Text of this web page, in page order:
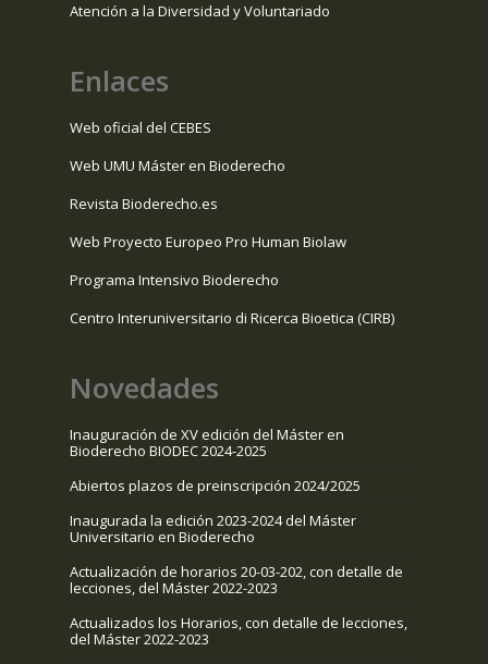
Atención a la Diversidad y Voluntariado
Enlaces
Web oficial del CEBES
Web UMU Máster en Bioderecho
Revista Bioderecho.es
Web Proyecto Europeo Pro Human Biolaw
Programa Intensivo Bioderecho
Centro Interuniversitario di Ricerca Bioetica (CIRB)
Novedades
Inauguración de XV edición del Máster en
Bioderecho BIODEC 2024-2025
Abiertos plazos de preinscripción 2024/2025
Inaugurada la edición 2023-2024 del Máster
Universitario en Bioderecho
Actualización de horarios 20-03-202, con detalle de
lecciones, del Máster 2022-2023
Actualizados los Horarios, con detalle de lecciones,
del Máster 2022-2023